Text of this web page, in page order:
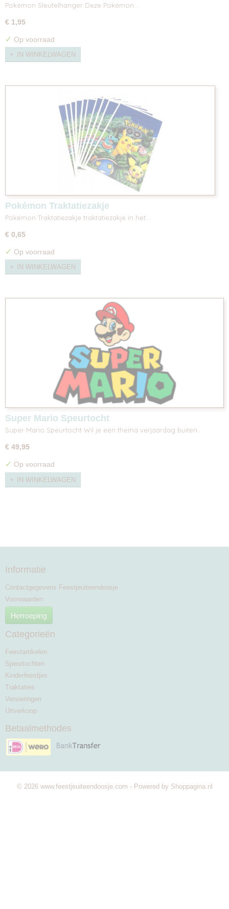
Pokémon Sleutelhanger Deze Pokémon…
€ 1,95
✓ Op voorraad
IN WINKELWAGEN
Pokémon Traktatiezakje
Pokémon Traktatiezakje traktatiezakje in het…
€ 0,65
✓ Op voorraad
IN WINKELWAGEN
Super Mario Speurtocht
Super Mario Speurtocht Wil je een thema verjaardag buiten…
€ 49,95
✓ Op voorraad
IN WINKELWAGEN
Informatie
Contactgegevens Feestjeuiteendoosje
Voorwaarden
Herroeping
Categorieën
Feestartikelen
Speurtochten
Kinderfeestjes
Traktaties
Versieringen
Uitverkoop
Betaalmethodes
© 2026 www.feestjeuiteendoosje.com - Powered by Shoppagina.nl